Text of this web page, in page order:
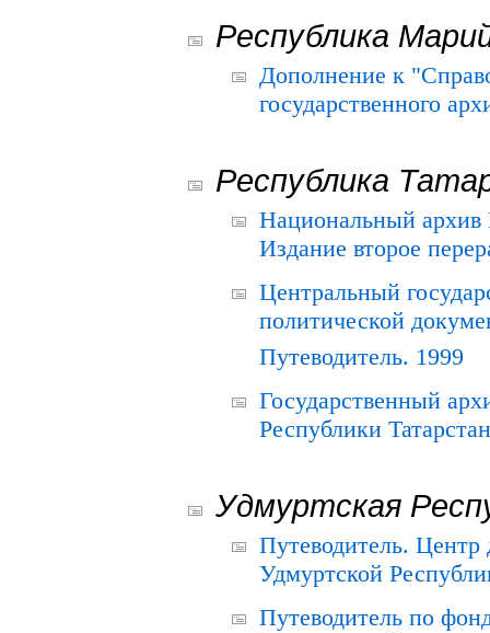
Республика
Дополнение к
государственного
Республика
Национальный архив
Издание второе
Центральный
политической
Путеводитель. 1999
Государственный
Республики
Удмуртская
Путеводитель.
Удмуртской
Путеводитель по